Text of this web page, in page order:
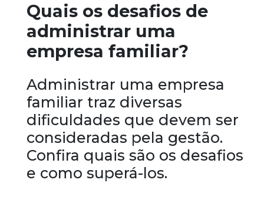
Quais os desafios de
administrar uma
empresa familiar?
Administrar uma empresa
familiar traz diversas
dificuldades que devem ser
consideradas pela gestão.
Confira quais são os desafios
e como superá-los.